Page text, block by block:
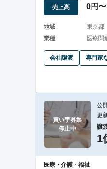
売上高 0円
地域
東京都
業種
医療関
会社譲渡 専門家
買い手募集
停止中
公
更
譲
1
医療・介護・福祉